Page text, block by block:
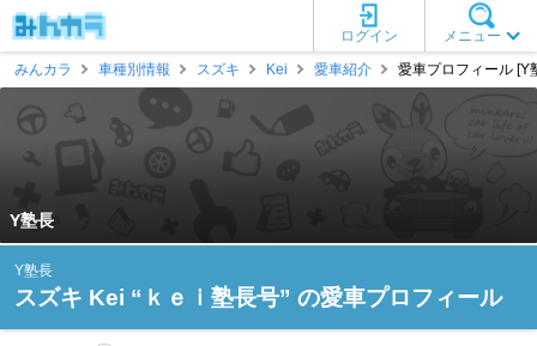
メニュー
ログイン
みんカラ
車種別情報 スズキ Kei 愛車紹介 愛車プロフィール [Y
Y塾長
Y塾長
スズキ Kei “ｋｅｉ塾長号” の愛車プロフィール